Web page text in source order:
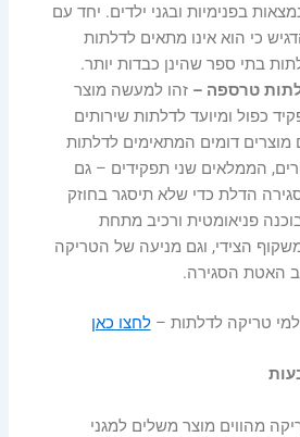
בפנימיות ובגני ילדים. יחד עם
כי הוא אינו מתאים לדלתות
בתי ספר שהינן כבדות יותר.
טרספה – זהו למעשה מוצר
כפול ומיועד לדלתות שירותים
מוצרים דומים המתאימים לדלתות
הממלאים שני תפקידים – גם
הדלת כדי שלא תיסגר בחוזק
פניאומטית ורכיב מתחת
הצידי, וגם מניעה של הטריקה
האטת הסגירה.
טריקה לדלתות –לחצו כאן
מהווים מוצר משלים למגני